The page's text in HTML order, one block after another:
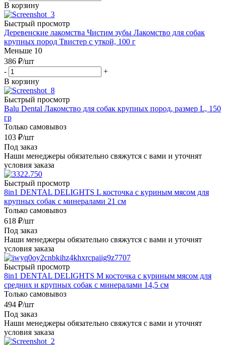
В корзину
Быстрый просмотр
Деревенские лакомства Чистим зубы Лакомство для собак
крупных пород Твистер с уткой, 100 г
Меньше 10
386 ₽/шт
-
+
В корзину
Быстрый просмотр
Balu Dental Лакомство для собак крупных пород, размер L, 150
гр
Только самовывоз
103 ₽/шт
Под заказ
Наши менеджеры обязательно свяжутся с вами и уточнят
условия заказа
Быстрый просмотр
8in1 DENTAL DELIGHTS L косточка с куриным мясом для
крупных собак с минералами 21 см
Только самовывоз
618 ₽/шт
Под заказ
Наши менеджеры обязательно свяжутся с вами и уточнят
условия заказа
Быстрый просмотр
8in1 DENTAL DELIGHTS M косточка с куриным мясом для
средних и крупных собак с минералами 14,5 см
Только самовывоз
494 ₽/шт
Под заказ
Наши менеджеры обязательно свяжутся с вами и уточнят
условия заказа